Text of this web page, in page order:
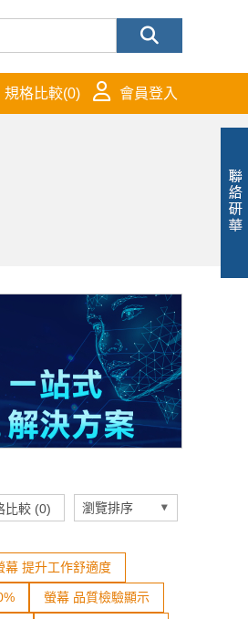
規格比較(0) 會員登入
比較 (0)
幕 提升工作舒適度
螢幕 品質檢驗顯示